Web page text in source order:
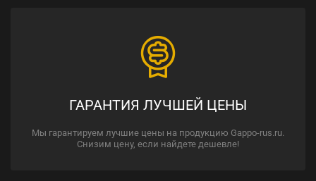
ГАРАНТИЯ ЛУЧШЕЙ ЦЕНЫ
Мы гарантируем лучшие цены на продукцию Gappo-rus.ru.
Снизим цену, если найдете дешевле!